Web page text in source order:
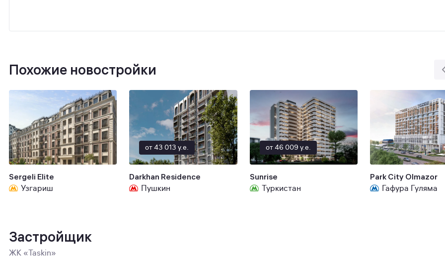
Похожие новостройки
Sergeli Elite
Узгариш
от 43 013 y.e.
Darkhan Residence
Пушкин
от 46 009 y.e.
Sunrise
Туркистан
Park City Olmazor
Гафура Гуляма
Застройщик
ЖК «Taskin»